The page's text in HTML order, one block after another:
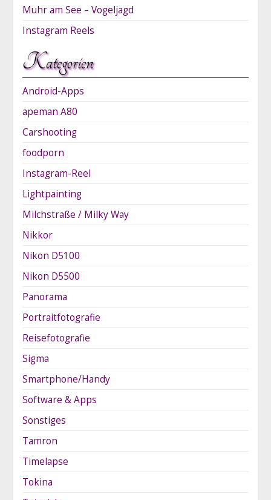
Muhr am See – Vogeljagd
Instagram Reels
Kategorien
Android-Apps
apeman A80
Carshooting
foodporn
Instagram-Reel
Lightpainting
Milchstraße / Milky Way
Nikkor
Nikon D5100
Nikon D5500
Panorama
Portraitfotografie
Reisefotografie
Sigma
Smartphone/Handy
Software & Apps
Sonstiges
Tamron
Timelapse
Tokina